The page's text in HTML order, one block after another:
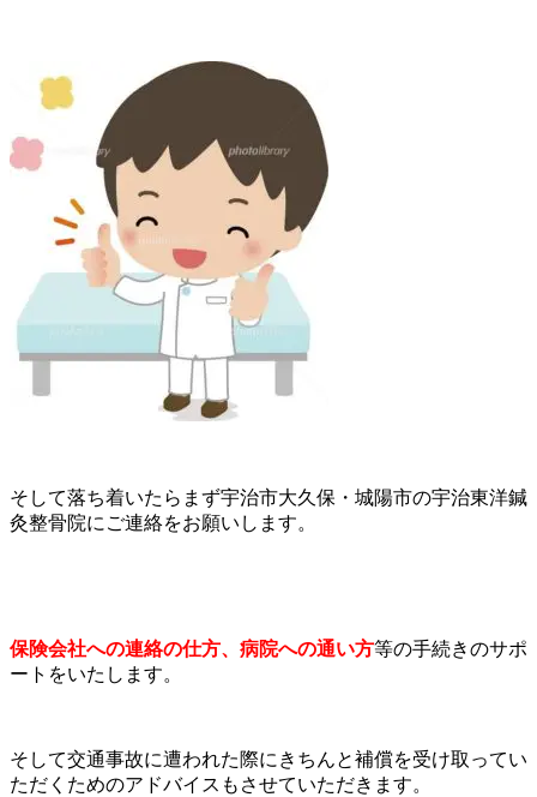
そして落ち着いたらまず宇治市大久保・城陽市の宇治東洋鍼
灸整骨院にご連絡をお願いします。
保険会社への連絡の仕方、病院への通い方等の手続きのサポ
ートをいたします。
そして交通事故に遭われた際にきちんと補償を受け取ってい
ただくためのアドバイスもさせていただきます。